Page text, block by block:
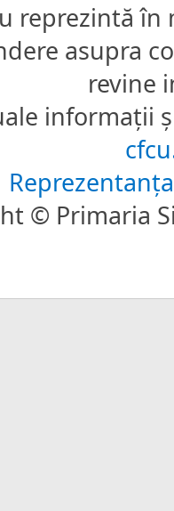
reprezintă
asupra
revine
informaţii
© Primaria